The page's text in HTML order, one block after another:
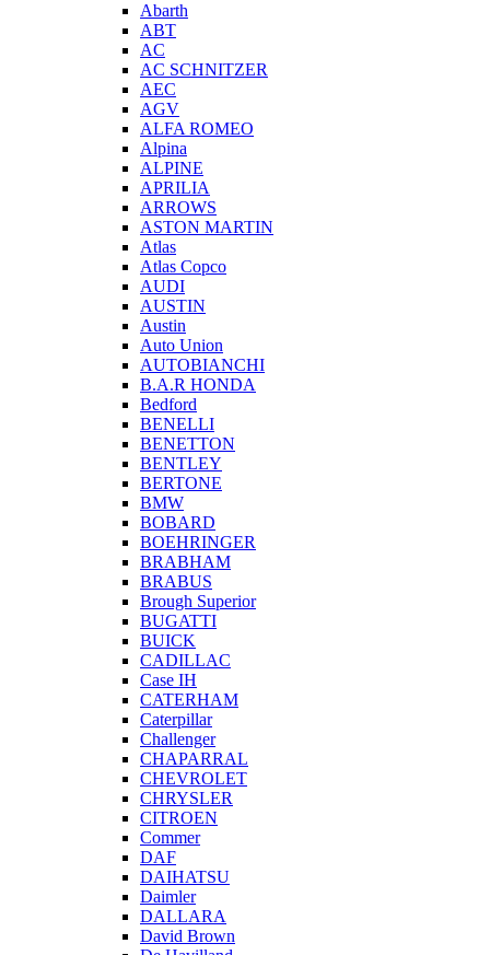
Abarth
ABT
AC
AC SCHNITZER
AEC
AGV
ALFA ROMEO
Alpina
ALPINE
APRILIA
ARROWS
ASTON MARTIN
Atlas
Atlas Copco
AUDI
AUSTIN
Austin
Auto Union
AUTOBIANCHI
B.A.R HONDA
Bedford
BENELLI
BENETTON
BENTLEY
BERTONE
BMW
BOBARD
BOEHRINGER
BRABHAM
BRABUS
Brough Superior
BUGATTI
BUICK
CADILLAC
Case IH
CATERHAM
Caterpillar
Challenger
CHAPARRAL
CHEVROLET
CHRYSLER
CITROEN
Commer
DAF
DAIHATSU
Daimler
DALLARA
David Brown